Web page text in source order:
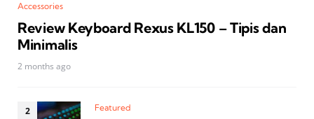
Accessories
Review Keyboard Rexus KL150 – Tipis dan
Minimalis
2 months ago
Featured